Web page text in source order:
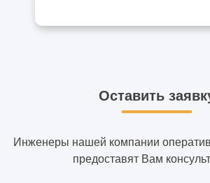
Оставить
Инженеры нашей компании
предоставят Вам